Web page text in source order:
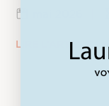
LIRE L’ARTICLE